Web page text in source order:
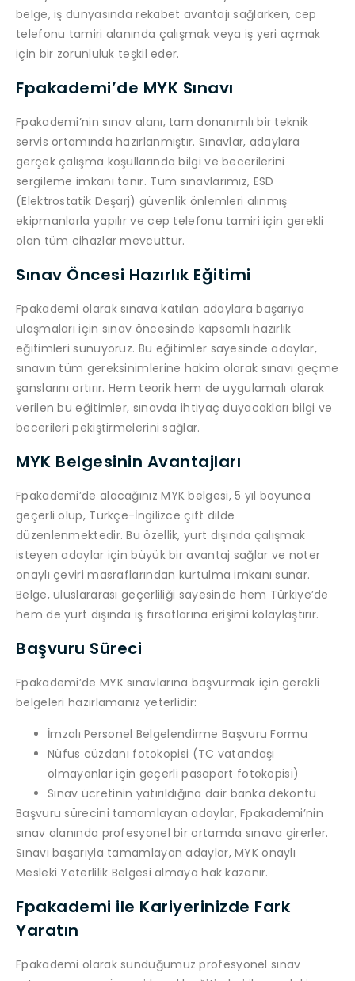
belge, iş dünyasında rekabet avantajı sağlarken, cep
telefonu tamiri alanında çalışmak veya iş yeri açmak
için bir zorunluluk teşkil eder.
Fpakademi’de MYK Sınavı
Fpakademi’nin sınav alanı, tam donanımlı bir teknik
servis ortamında hazırlanmıştır. Sınavlar, adaylara
gerçek çalışma koşullarında bilgi ve becerilerini
sergileme imkanı tanır. Tüm sınavlarımız, ESD
(Elektrostatik Deşarj) güvenlik önlemleri alınmış
ekipmanlarla yapılır ve cep telefonu tamiri için gerekli
olan tüm cihazlar mevcuttur.
Sınav Öncesi Hazırlık Eğitimi
Fpakademi olarak sınava katılan adaylara başarıya
ulaşmaları için sınav öncesinde kapsamlı hazırlık
eğitimleri sunuyoruz. Bu eğitimler sayesinde adaylar,
sınavın tüm gereksinimlerine hakim olarak sınavı geçme
şanslarını artırır. Hem teorik hem de uygulamalı olarak
verilen bu eğitimler, sınavda ihtiyaç duyacakları bilgi ve
becerileri pekiştirmelerini sağlar.
MYK Belgesinin Avantajları
Fpakademi’de alacağınız MYK belgesi, 5 yıl boyunca
geçerli olup, Türkçe-İngilizce çift dilde
düzenlenmektedir. Bu özellik, yurt dışında çalışmak
isteyen adaylar için büyük bir avantaj sağlar ve noter
onaylı çeviri masraflarından kurtulma imkanı sunar.
Belge, uluslararası geçerliliği sayesinde hem Türkiye’de
hem de yurt dışında iş fırsatlarına erişimi kolaylaştırır.
Başvuru Süreci
Fpakademi’de MYK sınavlarına başvurmak için gerekli
belgeleri hazırlamanız yeterlidir:
İmzalı Personel Belgelendirme Başvuru Formu
Nüfus cüzdanı fotokopisi (TC vatandaşı
olmayanlar için geçerli pasaport fotokopisi)
Sınav ücretinin yatırıldığına dair banka dekontu
Başvuru sürecini tamamlayan adaylar, Fpakademi’nin
sınav alanında profesyonel bir ortamda sınava girerler.
Sınavı başarıyla tamamlayan adaylar, MYK onaylı
Mesleki Yeterlilik Belgesi almaya hak kazanır.
Fpakademi ile Kariyerinizde Fark
Yaratın
Fpakademi olarak sunduğumuz profesyonel sınav